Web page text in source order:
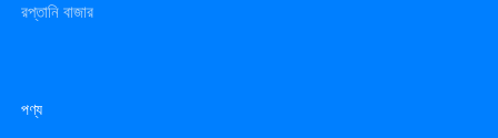
রপ্তানি বাজার
পণ্য